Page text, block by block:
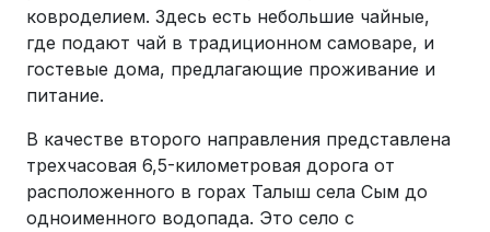
ковроделием. Здесь есть небольшие чайные,
где подают чай в традиционном самоваре, и
гостевые дома, предлагающие проживание и
питание.
В качестве второго направления представлена
трехчасовая 6,5-километровая дорога от
расположенного в горах Талыш села Сым до
одноименного водопада. Это село с